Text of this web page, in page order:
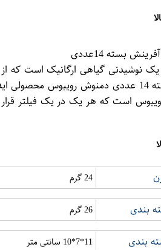
بسته 14عددی
نوشیدنی گیاهی ارگانیک است که از
بخش است. بسته 14 عددی دمنوش
است که هر یک در یک فیلتر قرار
24 گرم
بندی 26 گرم
بندی 11*7*10 سانتی متر